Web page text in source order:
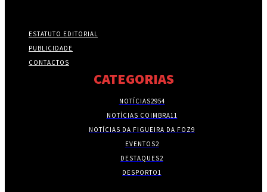
ESTATUTO EDITORIAL
PUBLICIDADE
CONTACTOS
CATEGORIAS
NOTÍCIAS2954
NOTÍCIAS COIMBRA11
NOTÍCIAS DA FIGUEIRA DA FOZ9
EVENTOS2
DESTAQUES2
DESPORTO1